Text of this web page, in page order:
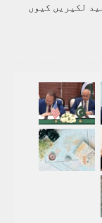
لکیریں کیوں